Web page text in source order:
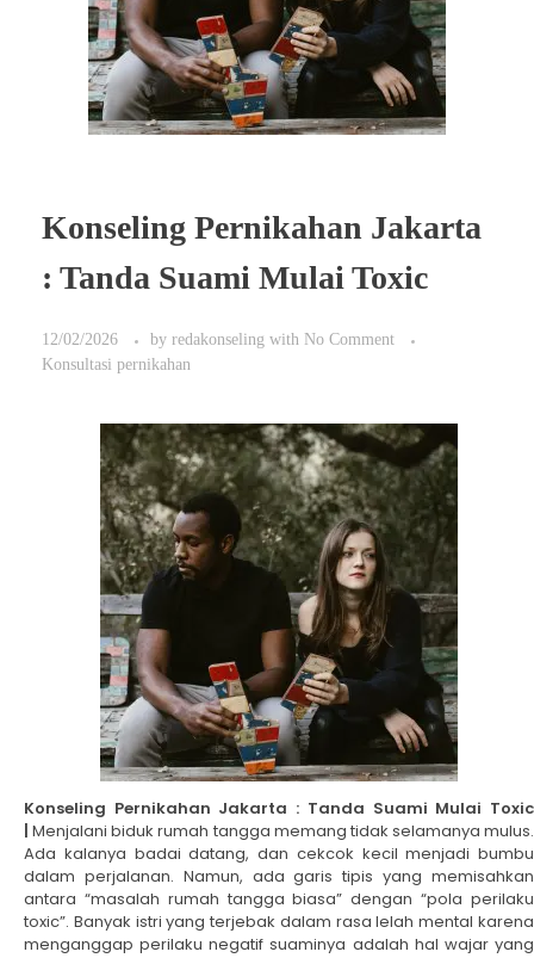
Konseling Pernikahan Jakarta
: Tanda Suami Mulai Toxic
12/02/2026 by redakonseling with No Comment
Konsultasi pernikahan
Konseling Pernikahan Jakarta : Tanda Suami Mulai Toxic
|Menjalani biduk rumah tangga memang tidak selamanya mulus.
Ada kalanya badai datang, dan cekcok kecil menjadi bumbu
dalam perjalanan. Namun, ada garis tipis yang memisahkan
antara “masalah rumah tangga biasa” dengan “pola perilaku
toxic”. Banyak istri yang terjebak dalam rasa lelah mental karena
menganggap perilaku negatif suaminya adalah hal wajar yang